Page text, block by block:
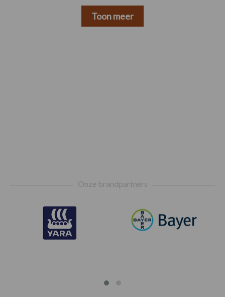
Toon meer
Onze brandpartners